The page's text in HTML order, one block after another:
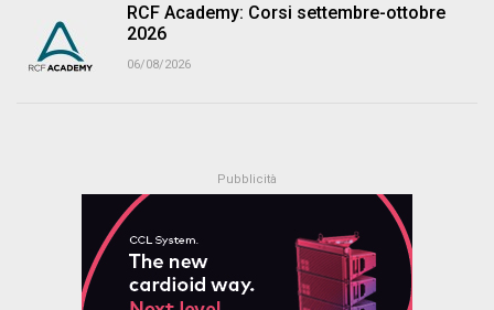
RCF Academy: Corsi settembre-ottobre
2026
06/08/2026